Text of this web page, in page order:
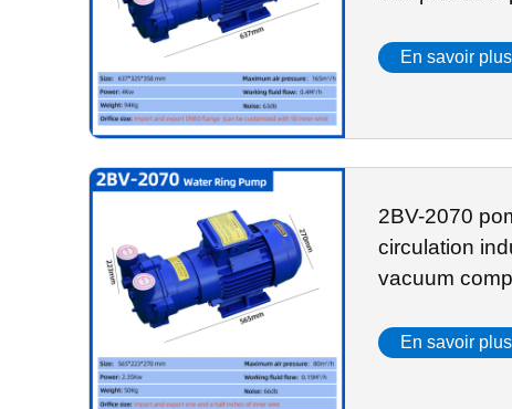
En savoir plus
2BV-2070
circulation
vacuum
En savoir plus